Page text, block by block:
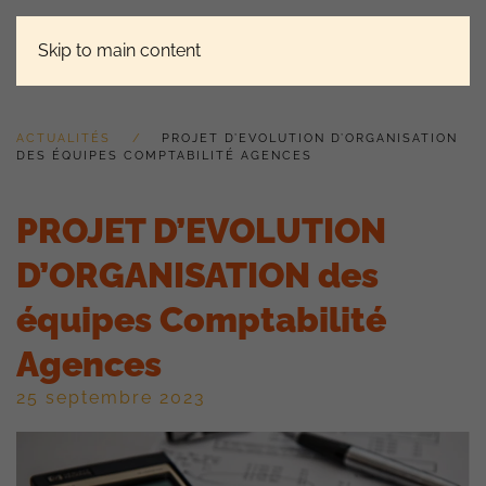
Skip to main content
ACTUALITÉS
PROJET D’EVOLUTION D’ORGANISATION
DES ÉQUIPES COMPTABILITÉ AGENCES
PROJET D’EVOLUTION
D’ORGANISATION des
équipes Comptabilité
Agences
25 septembre 2023